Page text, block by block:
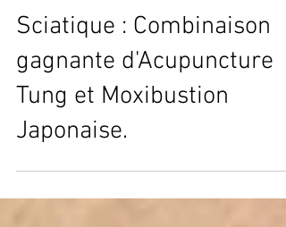
José Herrero Cortés
3 mai 2022
Sciatique : Combinaison
gagnante d'Acupuncture
Tung et Moxibustion